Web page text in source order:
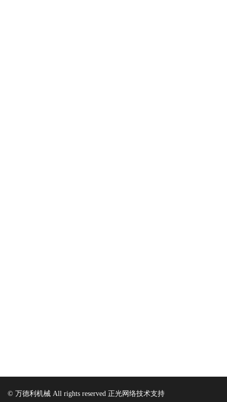
© 万德利机械 All rights reserved 正光网络技术支持